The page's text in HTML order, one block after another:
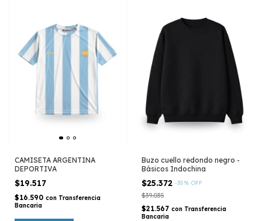
CAMISETA ARGENTINA
DEPORTIVA
$19.517
$16.590 con Transferencia
Bancaria
Buzo cuello redondo negro -
Básicos Indochina
$25.372 -35% OFF
$39.035
$21.567 con Transferencia
Bancaria